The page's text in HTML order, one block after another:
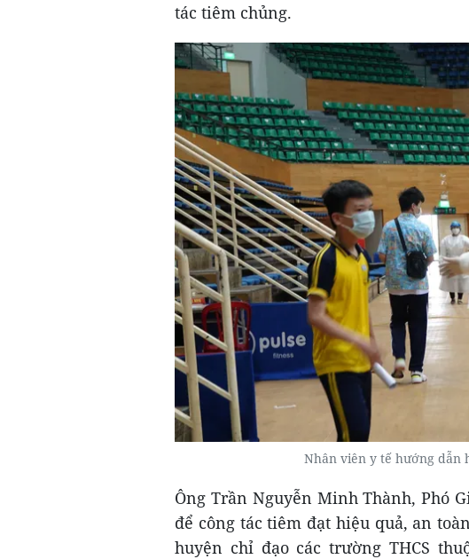
tác tiêm chủng.
Nhân viên y tế hướng dẫn
Ông Trần Nguyễn Minh Thành, Phó
để công tác tiêm đạt hiệu quả, an
huyện chỉ đạo các trường THCS